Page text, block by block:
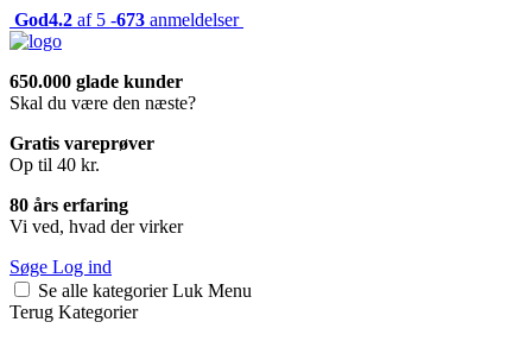
God4.2 af 5 -673 anmeldelser
650.000 glade kunder
Skal du være den næste?
Gratis vareprøver
Op til 40 kr.
80 års erfaring
Vi ved, hvad der virker
Søge Log ind
Se alle kategorier Luk Menu
Terug Kategorier